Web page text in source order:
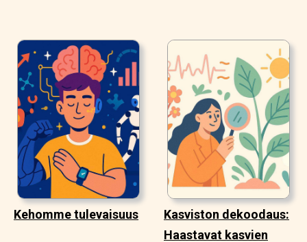
Kehomme tulevaisuus
Kasviston dekoodaus:
Haastavat kasvien